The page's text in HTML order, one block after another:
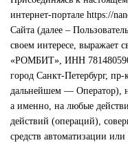
интернет-портале https://
Сайта (далее –
своем интересе, выражает
«РОМБИТ», ИНН
город Санкт-Петербург,
дальнейшем — Оператор),
а именно, на любые
действий (операций),
средств автоматизации или